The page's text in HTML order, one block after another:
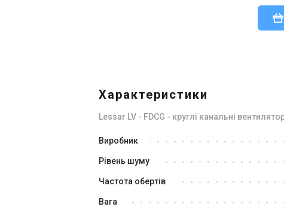
Характеристики
Lessar LV - FDCG - круглі канальні
Виробник
Рівень шуму
Частота обертів
Вага